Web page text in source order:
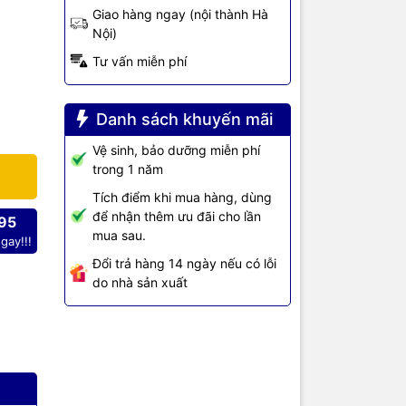
Giao hàng ngay (nội thành Hà
Nội)
Tư vấn miễn phí
Danh sách khuyến mãi
Vệ sinh, bảo dưỡng miễn phí
trong 1 năm
Tích điểm khi mua hàng, dùng
để nhận thêm ưu đãi cho lần
mua sau.
Đổi trả hàng 14 ngày nếu có lỗi
do nhà sản xuất
OTU4
hiệu
4
đầu
Các
cấp hiệu
quang
định
cấp
bên ngoài
tôi
nhu cầu